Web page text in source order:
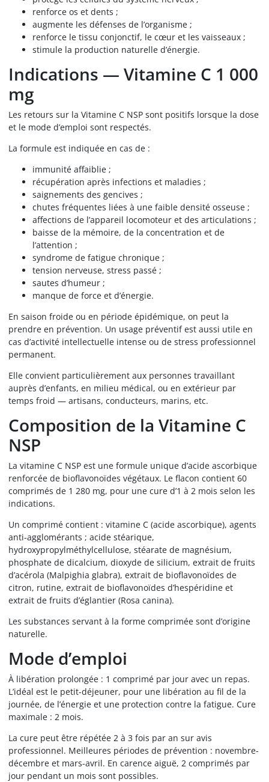
renforce os et dents ;
augmente les défenses de l’organisme ;
renforce le tissu conjonctif, le cœur et les vaisseaux ;
stimule la production naturelle d’énergie.
Indications — Vitamine C 1 000
mg
Les retours sur la Vitamine C NSP sont positifs lorsque la dose
et le mode d’emploi sont respectés.
La formule est indiquée en cas de :
immunité affaiblie ;
récupération après infections et maladies ;
saignements des gencives ;
chutes fréquentes liées à une faible densité osseuse ;
affections de l’appareil locomoteur et des articulations ;
baisse de la mémoire, de la concentration et de
l’attention ;
syndrome de fatigue chronique ;
tension nerveuse, stress passé ;
sautes d’humeur ;
manque de force et d’énergie.
En saison froide ou en période épidémique, on peut la
prendre en prévention. Un usage préventif est aussi utile en
cas d’activité intellectuelle intense ou de stress professionnel
permanent.
Elle convient particulièrement aux personnes travaillant
auprès d’enfants, en milieu médical, ou en extérieur par
temps froid — artisans, conducteurs, marins, etc.
Composition de la Vitamine C
NSP
La vitamine C NSP est une formule unique d’acide ascorbique
renforcée de bioflavonoïdes végétaux. Le flacon contient 60
comprimés de 1 280 mg, pour une cure d’1 à 2 mois selon les
indications.
Un comprimé contient : vitamine C (acide ascorbique), agents
anti-agglomérants ; acide stéarique,
hydroxypropylméthylcellulose, stéarate de magnésium,
phosphate de dicalcium, dioxyde de silicium, extrait de fruits
d’acérola (Malpighia glabra), extrait de bioflavonoïdes de
citron, rutine, extrait de bioflavonoïdes d’hespéridine et
extrait de fruits d’églantier (Rosa canina).
Les substances servant à la forme comprimée sont d’origine
naturelle.
Mode d’emploi
À libération prolongée : 1 comprimé par jour avec un repas.
L’idéal est le petit-déjeuner, pour une libération au fil de la
journée, de l’énergie et une protection contre la fatigue. Cure
maximale : 2 mois.
La cure peut être répétée 2 à 3 fois par an sur avis
professionnel. Meilleures périodes de prévention : novembre-
décembre et mars-avril. En carence aiguë, 2 comprimés par
jour pendant un mois sont possibles.